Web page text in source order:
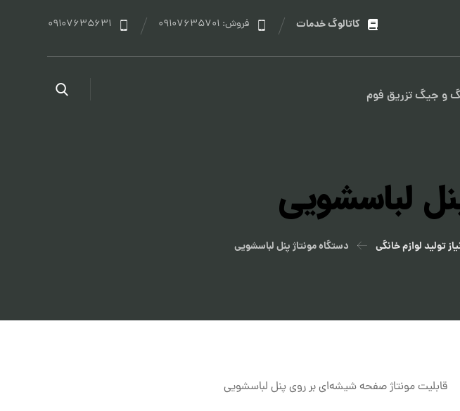
09107635631 فروش: 09107635701 کاتالوگ خدمات
و جیگ تزریق فوم
لباسشویی
تولید لوازم خانگی دستگاه مونتاژ پنل لباسشویی
قابلیت مونتاژ صفحه شیشه‌ای بر روی پنل لباسشویی